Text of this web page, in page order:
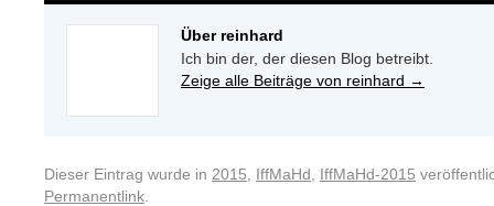
Über reinhard
Ich bin der, der diesen Blog betreibt.
Zeige alle Beiträge von reinhard →
Dieser Eintrag wurde in 2015 IffMaHd IffMaHd-2015
Permanentlink